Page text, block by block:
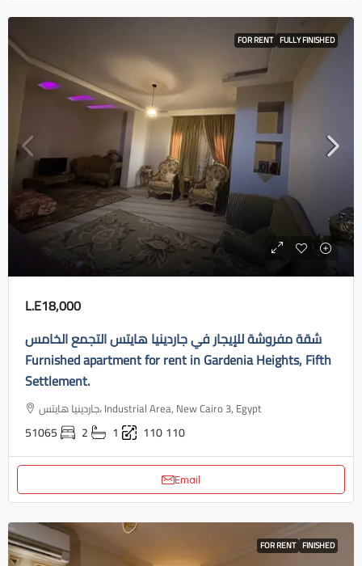
FOR RENT FULLY FINISHED
L.E18,000
شقة مفروشة للإيجار في جاردينيا هايتس التجمع الخامس
Furnished apartment for rent in Gardenia Heights, Fifth
Settlement.
جاردينيا هايتس، Industrial Area, New Cairo 3, Egypt
51065 2 1 110110
Email
FOR RENT FINISHED